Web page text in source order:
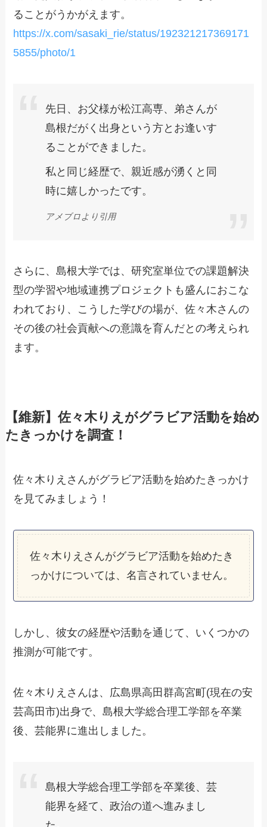
ることがうかがえます。
https://x.com/sasaki_rie/status/192321217369171
5855/photo/1
先日、お父様が松江高専、弟さんが
島根だがく出身という方とお逢いす
ることができました。
私と同じ経歴で、親近感が湧くと同
時に嬉しかったです。
アメブロより引用
さらに、島根大学では、研究室単位での課題解決
型の学習や地域連携プロジェクトも盛んにおこな
われており、こうした学びの場が、佐々木さんの
その後の社会貢献への意識を育んだとの考えられ
ます。
【維新】佐々木りえがグラビア活動を始め
たきっかけを調査！
佐々木りえさんがグラビア活動を始めたきっかけ
を見てみましょう！
佐々木りえさんがグラビア活動を始めたき
っかけについては、名言されていません。
しかし、彼女の経歴や活動を通じて、いくつかの
推測が可能です。
佐々木りえさんは、広島県高田群高宮町(現在の安
芸高田市)出身で、島根大学総合理工学部を卒業
後、芸能界に進出しました。
島根大学総合理工学部を卒業後、芸
能界を経て、政治の道へ進みまし